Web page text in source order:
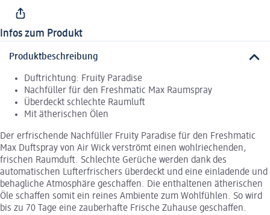
Infos zum Produkt
Produktbeschreibung
Duftrichtung: Fruity Paradise
Nachfüller für den Freshmatic Max Raumspray
Überdeckt schlechte Raumluft
Mit ätherischen Ölen
Der erfrischende Nachfüller Fruity Paradise für den Freshmatic
Max Duftspray von Air Wick verströmt einen wohlriechenden,
frischen Raumduft. Schlechte Gerüche werden dank des
automatischen Lufterfrischers überdeckt und eine einladende und
behagliche Atmosphäre geschaffen. Die enthaltenen ätherischen
Öle schaffen somit ein reines Ambiente zum Wohlfühlen. So wird
bis zu 70 Tage eine zauberhafte Frische Zuhause geschaffen.